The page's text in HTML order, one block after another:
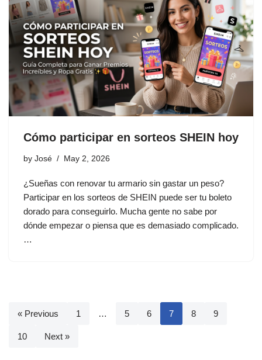
Cómo participar en sorteos SHEIN hoy
by José May 2, 2026
¿Sueñas con renovar tu armario sin gastar un peso?
Participar en los sorteos de SHEIN puede ser tu boleto
dorado para conseguirlo. Mucha gente no sabe por
dónde empezar o piensa que es demasiado complicado.
…
« Previous 1 … 5 6 7 8 9
10 Next »